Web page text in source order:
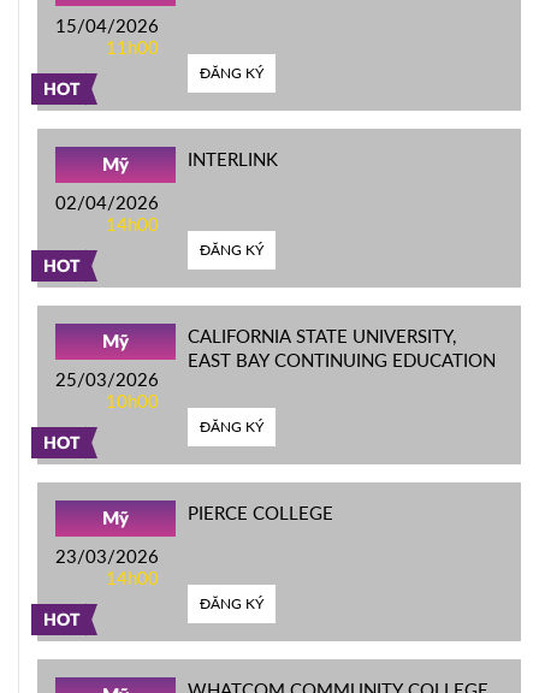
HOT
15/04/2026
11h00
ĐĂNG KÝ
HOT
Mỹ
02/04/2026
14h00
INTERLINK
ĐĂNG KÝ
HOT
Mỹ
25/03/2026
10h00
CALIFORNIA STATE UNIVERSITY,
EAST BAY CONTINUING EDUCATION
ĐĂNG KÝ
HOT
Mỹ
23/03/2026
14h00
PIERCE COLLEGE
ĐĂNG KÝ